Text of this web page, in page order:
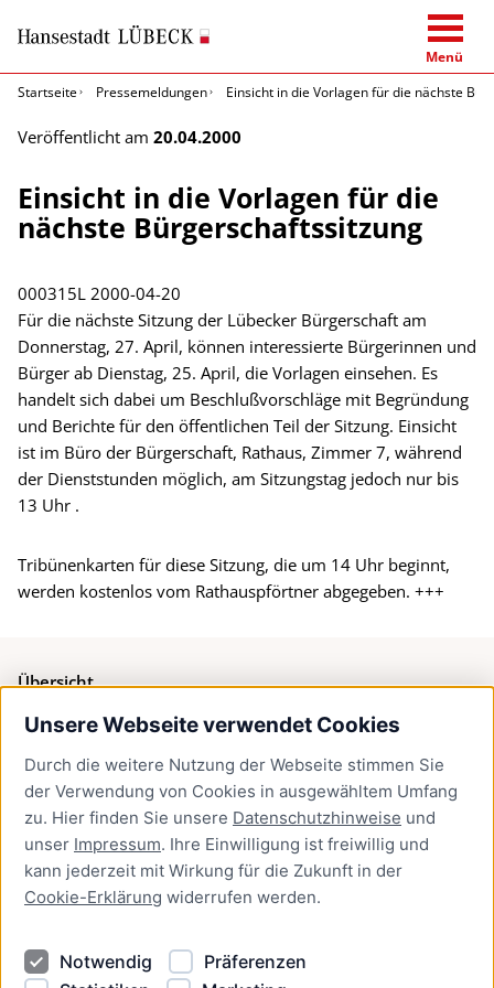
Unsere Webseite verwendet Cookies
Durch die weitere Nutzung der Webseite stimmen Sie
der Verwendung von Cookies in ausgewähltem Umfang
zu. Hier finden Sie unsere Datenschutzhinweise und
unser Impressum. Ihre Einwilligung ist freiwillig und
kann jederzeit mit Wirkung für die Zukunft in der
Cookie-Erklärung widerrufen werden.
Notwendig
Präferenzen
Menü
Startseite
Pressemeldungen Einsicht in die Vorlagen für die nächste
Veröffentlicht am 20.04.2000
Einsicht in die Vorlagen für die
nächste Bürgerschaftssitzung
000315L 2000-04-20
Für die nächste Sitzung der Lübecker Bürgerschaft am
Donnerstag, 27. April, können interessierte Bürgerinnen und
Bürger ab Dienstag, 25. April, die Vorlagen einsehen. Es
handelt sich dabei um Beschlußvorschläge mit Begründung
und Berichte für den öffentlichen Teil der Sitzung. Einsicht
ist im Büro der Bürgerschaft, Rathaus, Zimmer 7, während
der Dienststunden möglich, am Sitzungstag jedoch nur bis
13 Uhr .
Tribünenkarten für diese Sitzung, die um 14 Uhr beginnt,
werden kostenlos vom Rathauspförtner abgegeben. +++
Übersicht
Bürgerservice
Presse
Newsletter Lübeck:kompakt
Kontakt
Kontakt
Datenschutzhinweise